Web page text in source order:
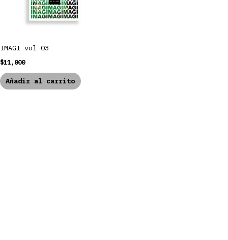
IMAGI vol 03
$11,000
Añadir al carrito